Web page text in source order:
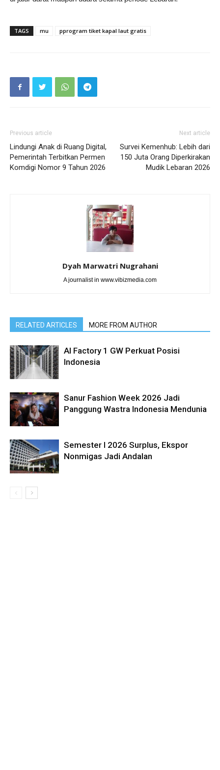
TAGS mu pprogram tiket kapal laut gratis
Previous article
Lindungi Anak di Ruang Digital,
Pemerintah Terbitkan Permen
Komdigi Nomor 9 Tahun 2026
Next article
Survei Kemenhub: Lebih dari
150 Juta Orang Diperkirakan
Mudik Lebaran 2026
Dyah Marwatri Nugrahani
A journalist in www.vibizmedia.com
RELATED ARTICLES MORE FROM AUTHOR
AI Factory 1 GW Perkuat Posisi
Indonesia
Sanur Fashion Week 2026 Jadi
Panggung Wastra Indonesia Mendunia
Semester I 2026 Surplus, Ekspor
Nonmigas Jadi Andalan